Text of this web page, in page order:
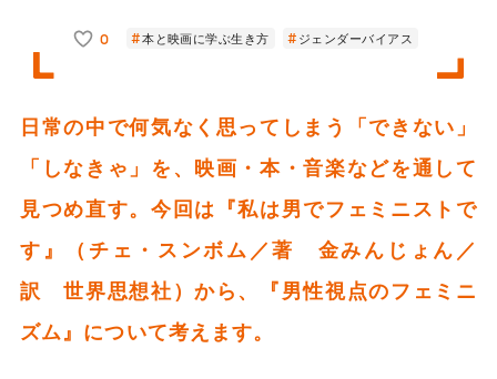
0 本と映画に学ぶ生き方 ジェンダーバイアス
日常の中で何気なく思ってしまう「できない」
「しなきゃ」を、映画・本・音楽などを通して
見つめ直す。今回は『私は男でフェミニストで
す』（チェ・スンボム／著 金みんじょん／
訳 世界思想社）から、『男性視点のフェミニ
ズム』について考えます。